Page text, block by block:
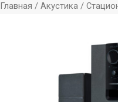
Главная / Акустика /